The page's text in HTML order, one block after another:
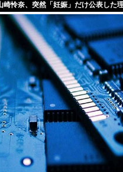
崎怜奈、突然「妊娠」だけ公表した